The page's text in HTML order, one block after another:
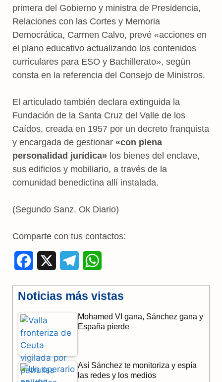
primera del Gobierno y ministra de Presidencia,
Relaciones con las Cortes y Memoria
Democrática, Carmen Calvo, prevé «acciones en
el plano educativo actualizando los contenidos
curriculares para ESO y Bachillerato», según
consta en la referencia del Consejo de Ministros.
El articulado también declara extinguida la
Fundación de la Santa Cruz del Valle de los
Caídos, creada en 1957 por un decreto franquista
y encargada de gestionar «con plena
personalidad jurídica» los bienes del enclave,
sus edificios y mobiliario, a través de la
comunidad benedictina allí instalada.
(Segundo Sanz. Ok Diario)
Comparte con tus contactos:
c
e
b
o
o
l
e
a
a
t
p
Noticias más vistas
Mohamed VI gana, Sánchez gana y
España pierde
Así Sánchez te monitoriza y espía
las redes y los medios